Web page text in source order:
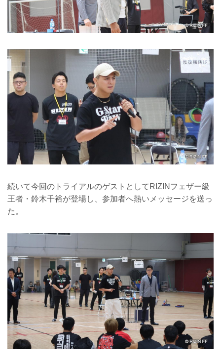
続いて今回のトライアルのゲストとしてRIZINフェザー級
王者・鈴木千裕が登場し、参加者へ熱いメッセージを送っ
た。